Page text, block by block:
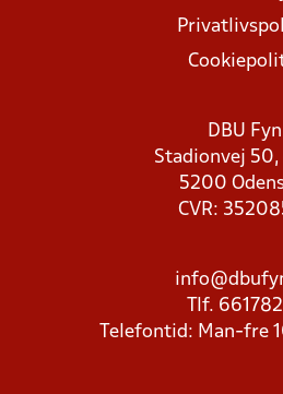
DBU Fyn
Stadionvej 50,
5200
CVR:
Tlf.
Telefontid: Man-fre